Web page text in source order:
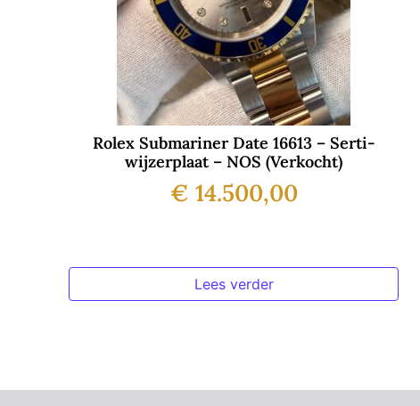
Rolex Submariner Date 16613 – Serti-
wijzerplaat – NOS (Verkocht)
€ 14.500,00
Lees verder